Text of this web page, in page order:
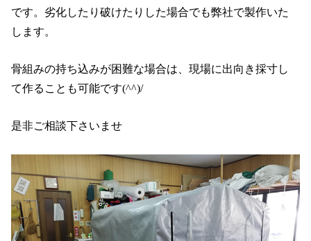
です。劣化したり破けたりした場合でも弊社で製作いた
します。
骨組みの持ち込みが困難な場合は、現場に出向き採寸し
て作ることも可能です(^^)/
是非ご相談下さいませ